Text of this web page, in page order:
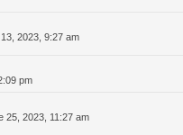
2023, 9:27 am
pm
25, 2023, 11:27 am